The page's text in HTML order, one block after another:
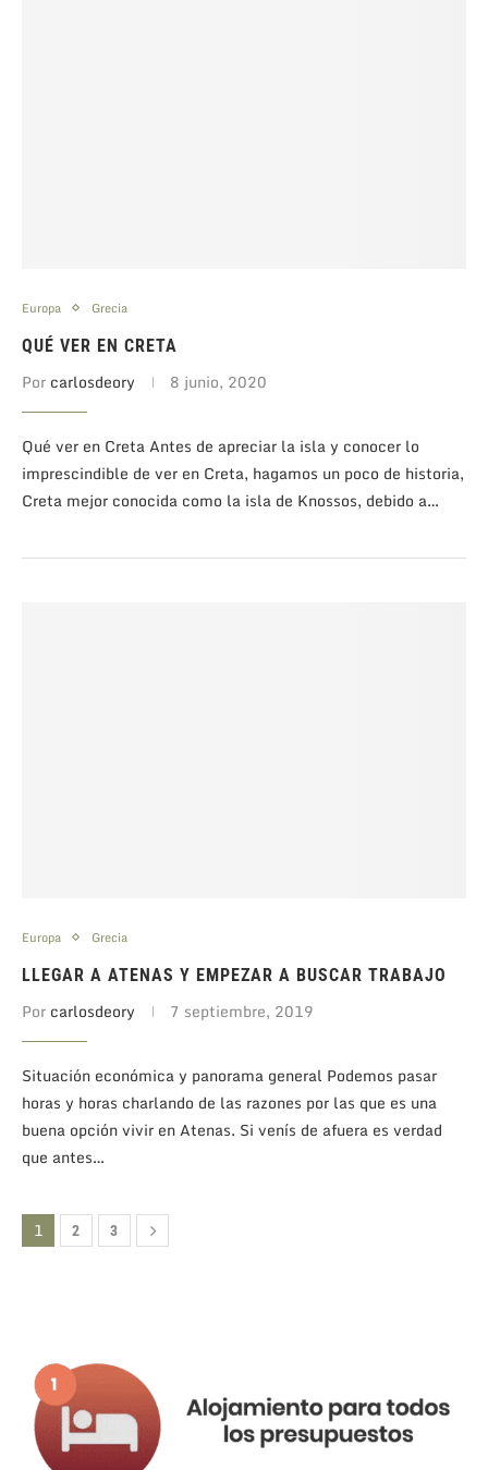
Europa Grecia
QUÉ VER EN CRETA
Por carlosdeory 8 junio, 2020
Qué ver en Creta Antes de apreciar la isla y conocer lo
imprescindible de ver en Creta, hagamos un poco de historia,
Creta mejor conocida como la isla de Knossos, debido a…
Europa Grecia
LLEGAR A ATENAS Y EMPEZAR A BUSCAR TRABAJO
Por carlosdeory 7 septiembre, 2019
Situación económica y panorama general Podemos pasar
horas y horas charlando de las razones por las que es una
buena opción vivir en Atenas. Si venís de afuera es verdad
que antes…
1 2 3